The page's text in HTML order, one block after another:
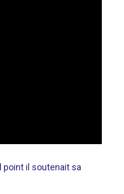
point il soutenait sa